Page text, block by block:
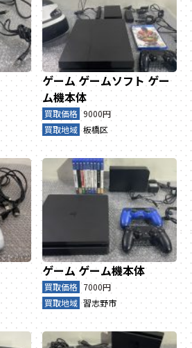
ゲーム ゲームソフト ゲー
ム機本体
買取価格 9000円
買取地域 板橋区
ゲーム ゲーム機本体
買取価格 7000円
買取地域 習志野市